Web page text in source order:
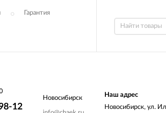
Гарантия
12
Новосибирск
Наш адрес
Новосибирск, ул.